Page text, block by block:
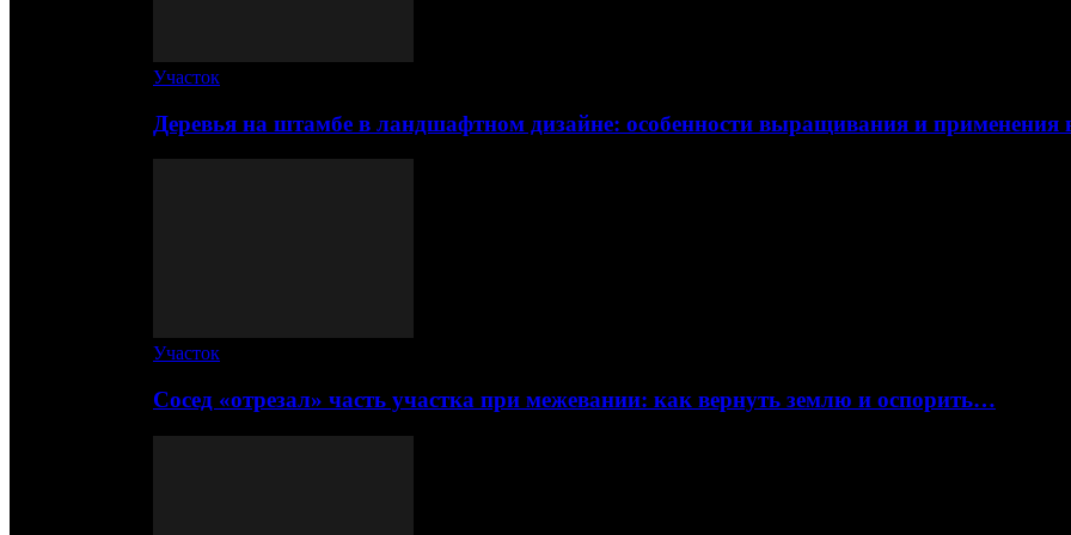
Участок
Деревья на штамбе в ландшафтном дизайне: особенности выращивания и
Участок
Сосед «отрезал» часть участка при межевании: как вернуть землю и оспорить…